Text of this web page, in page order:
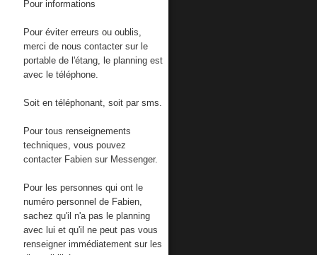
Pour informations
Pour éviter erreurs ou oublis,
merci de nous contacter sur le
portable de l'étang, le planning est
avec le téléphone.
Soit en téléphonant, soit par sms.
Pour tous renseignements
techniques, vous pouvez
contacter Fabien sur Messenger.
Pour les personnes qui ont le
numéro personnel de Fabien,
sachez qu'il n'a pas le planning
avec lui et qu'il ne peut pas vous
renseigner immédiatement sur les